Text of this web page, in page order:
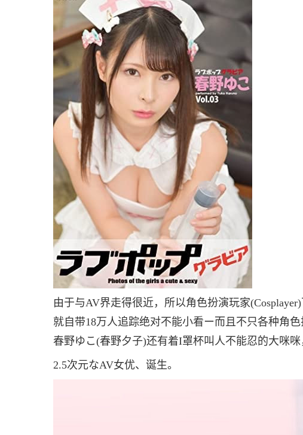
由于与AV界走得很近，所以角色扮演玩家
就自带18万人追踪绝对不能小看ー而且不只各种角
春野ゆこ(春野夕子)还有着I罩杯叫人不能忍的大咪
2.5次元なAV女优、诞生。